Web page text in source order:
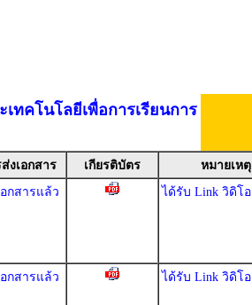
ทคโนโลยีเพื่อการเรียนการ
งเอกสาร เกียรติบัตร
หมายเหตุ
กสารแล้ว ได้รับ Link วิดิโอ
กสารแล้ว ได้รับ Link วิดิโอ